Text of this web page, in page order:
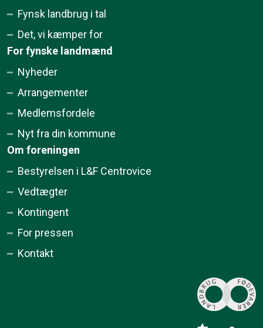
Fynsk landbrug i tal
Det, vi kæmper for
For fynske landmænd
Nyheder
Arrangementer
Medlemsfordele
Nyt fra din kommune
Om foreningen
Bestyrelsen i L&F Centrovice
Vedtægter
Kontingent
For pressen
Kontakt